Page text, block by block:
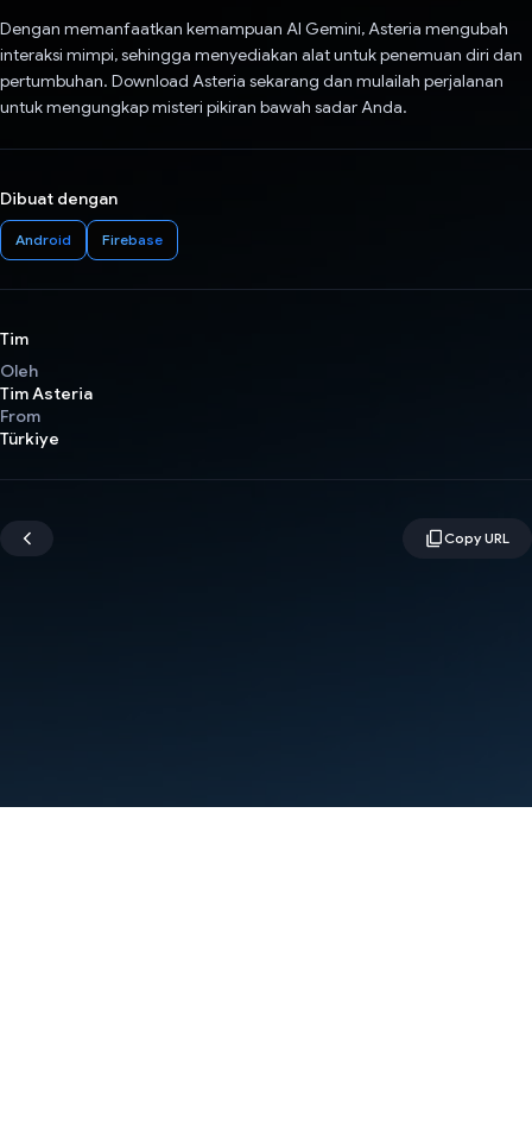
Dengan memanfaatkan kemampuan AI Gemini, Asteria mengubah
interaksi mimpi, sehingga menyediakan alat untuk penemuan diri dan
pertumbuhan. Download Asteria sekarang dan mulailah perjalanan
untuk mengungkap misteri pikiran bawah sadar Anda.
Dibuat dengan
Android Firebase
Tim
Oleh
Tim Asteria
From
Türkiye